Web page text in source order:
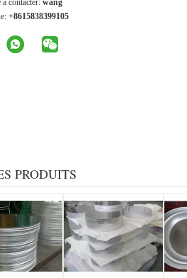
à contacter: wang
+8615838399105
PRODUITS